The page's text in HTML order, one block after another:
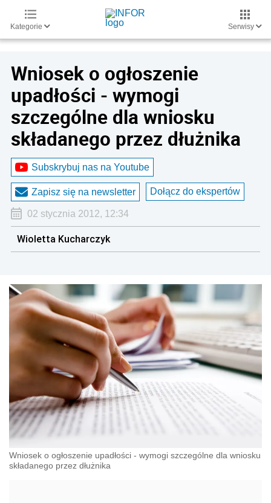
Kategorie Serwisy
Wniosek o ogłoszenie
upadłości - wymogi
szczególne dla wniosku
składanego przez dłużnika
Subskrybuj nas na Youtube
Zapisz się na newsletter Dołącz do ekspertów
02 stycznia 2012, 12:34
Wioletta Kucharczyk
Wniosek o ogłoszenie upadłości - wymogi szczególne dla wniosku
składanego przez dłużnika